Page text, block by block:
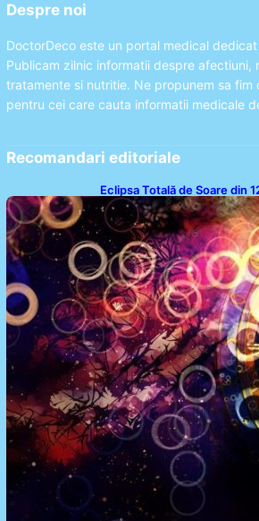
Despre noi
DoctorDeco este un portal medical
Publicam zilnic informatii despre afectiuni,
tratamente si nutritie. Ne propunem sa fim
pentru cei care cauta informatii medicale
Recomandari editoriale
Eclipsa Totală de Soare din
Analiză a Impactului asupra
18 Ani